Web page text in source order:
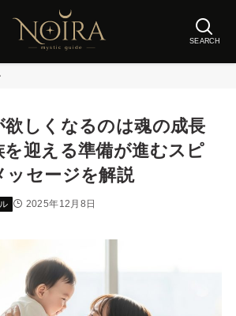
SEARCH
しくなるのは魂の成長
迎える準備が進むスピ
ッセージを解説
2025年12月8日